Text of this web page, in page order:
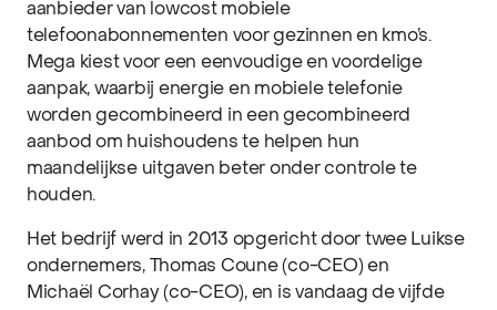
aanbieder van lowcost mobiele
telefoonabonnementen voor gezinnen en kmo’s.
Mega kiest voor een eenvoudige en voordelige
aanpak, waarbij energie en mobiele telefonie
worden gecombineerd in een gecombineerd
aanbod om huishoudens te helpen hun
maandelijkse uitgaven beter onder controle te
houden.
Het bedrijf werd in 2013 opgericht door twee Luikse
ondernemers, Thomas Coune (co-CEO) en
Michaël Corhay (co-CEO), en is vandaag de vijfde